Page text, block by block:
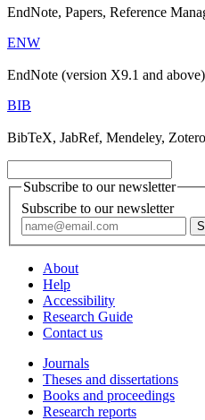
EndNote, Papers, Reference
ENW
EndNote (version X9.1 and
BIB
BibTeX, JabRef, Mendeley, Zotero
Subscribe to our newsletter
Subscribe to our newsletter
About
Help
Accessibility
Research Guide
Contact us
Journals
Theses and dissertations
Books and proceedings
Research reports